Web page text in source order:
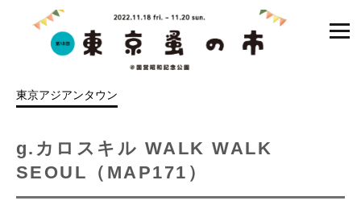
東京アジアンタウン
g.カロスキル WALK WALK
SEOUL（MAP171）